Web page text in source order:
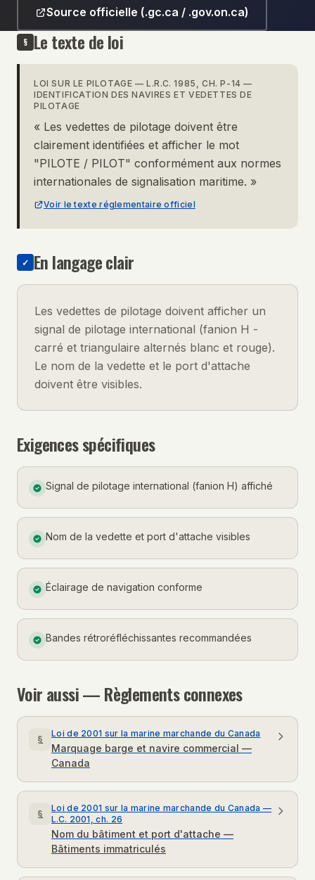
Source officielle (.gc.ca / .gov.on.ca)
§ Le texte de loi
LOI SUR LE PILOTAGE — L.R.C. 1985, CH. P-14 —
IDENTIFICATION DES NAVIRES ET VEDETTES DE
PILOTAGE
« Les vedettes de pilotage doivent être
clairement identifiées et afficher le mot
"PILOTE / PILOT" conformément aux normes
internationales de signalisation maritime. »
Voir le texte réglementaire officiel
✓ En langage clair
Les vedettes de pilotage doivent afficher un
signal de pilotage international (fanion H -
carré et triangulaire alternés blanc et rouge).
Le nom de la vedette et le port d'attache
doivent être visibles.
Exigences spécifiques
Signal de pilotage international (fanion H) affiché
Nom de la vedette et port d'attache visibles
Éclairage de navigation conforme
Bandes rétroréfléchissantes recommandées
Voir aussi — Règlements connexes
§
Loi de 2001 sur la marine marchande du Canada
Marquage barge et navire commercial —
Canada
§
Loi de 2001 sur la marine marchande du Canada —
L.C. 2001, ch. 26
Nom du bâtiment et port d'attache —
Bâtiments immatriculés